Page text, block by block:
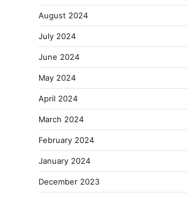
August 2024
July 2024
June 2024
May 2024
April 2024
March 2024
February 2024
January 2024
December 2023